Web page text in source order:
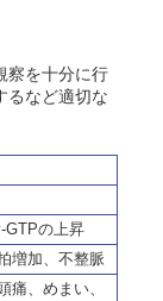
察を十分に行
るなど適切な
GTPの上昇
増加、不整脈
痛、めまい、